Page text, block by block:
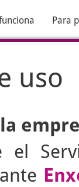
Para
uso
el